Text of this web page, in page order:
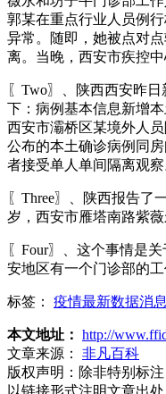
郭某在重点行业人员例
异常。随即，她被点对
离。当晚，西安市疾控中
〖Two〗、陕西西安昨
下：病例基本信息新增
西安市灞桥区某境外人
公布的本土确诊病例同
者接受单人单间隔离观察
〖Three〗、陕西报告了
岁，西安市雁塔南路紫
〖Four〗、这个事情是
安地区有一个门诊部的
标签： 疫情最新数据消
本文地址： http://
文章来源：
非凡百科
版权声明： 除非特别标
以链接形式注明文章出处